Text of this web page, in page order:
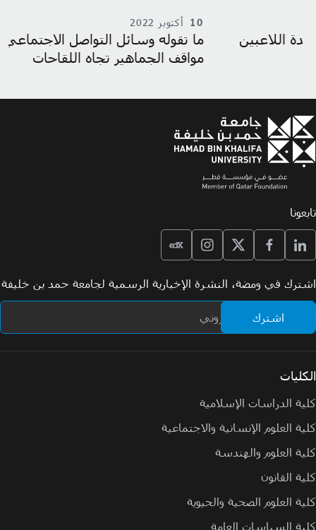
ما تقوله وسائل التواصل الاجتماعي بشأن تغير
مواقف الجماهير تجاه اللقاحات
تابعونا
اشترك في ومضة، النشرة الإخبارية الرسمية لجامعة حمد بن خليفة
الكليات
كلية الدراسات الإسلامية
كلية العلوم الإنسانية والاجتماعية
كلية العلوم والهندسة
كلية القانون
كلية العلوم الصحية والحيوية
كلية السياسات العامة